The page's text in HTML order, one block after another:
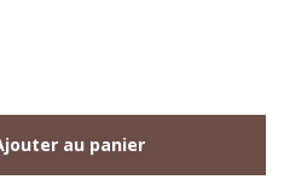
au panier